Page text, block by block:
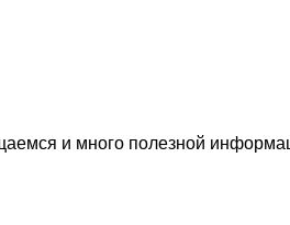
и много полезной